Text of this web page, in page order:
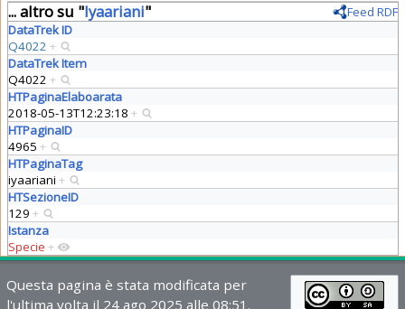
... altro su "Iyaariani"
Feed RDF
DataTrek ID
Q4022 +
DataTrek Item
Q4022 +
HTPaginaElaboarata
2018-05-13T12:23:18 +
HTPaginaID
4965 +
HTPaginaTag
iyaariani +
HTSezioneID
129 +
Istanza
Specie +
Questa pagina è stata modificata per
l'ultima volta il 24 ago 2025 alle 08:51.